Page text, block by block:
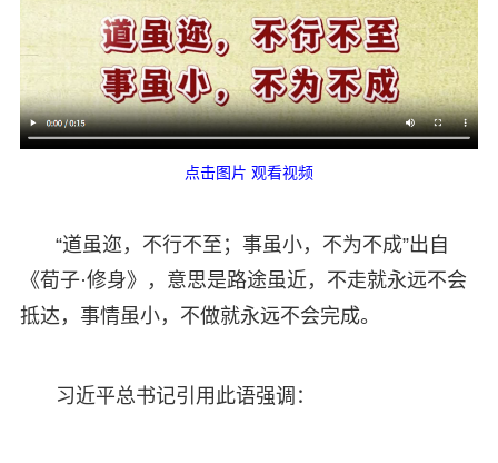
点击图片 观看视频
“道虽迩，不行不至；事虽小，不为不成”出自
《荀子·修身》，意思是路途虽近，不走就永远不会
抵达，事情虽小，不做就永远不会完成。
习近平总书记引用此语强调：